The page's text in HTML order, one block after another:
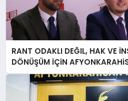
RANT ODAKLI DEĞIL, HAK VE
DÖNÜŞÜM İÇiN